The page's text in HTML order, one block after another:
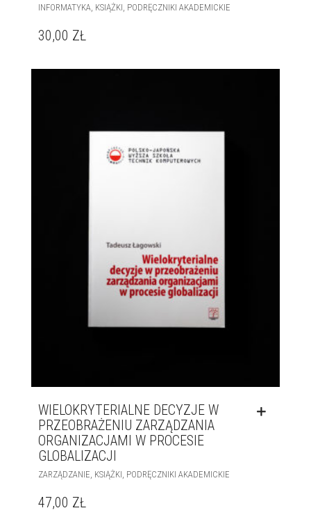
INFORMATYKA KSIĄŻKI PODRĘCZNIKI AKADEMICKIE
30,00 ZŁ
WIELOKRYTERIALNE DECYZJE W
PRZEOBRAŻENIU ZARZĄDZANIA
ORGANIZACJAMI W PROCESIE
GLOBALIZACJI
ZARZĄDZANIE, KSIĄŻKI, PODRĘCZNIKI AKADEMICKIE
47,00 ZŁ